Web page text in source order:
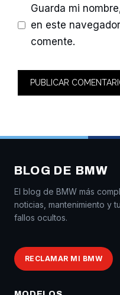
Guarda mi
en este
comente.
BLOG DE BMW
El blog de BMW más
noticias, mantenimiento y
fallos ocultos.
RECLAMAR MI BMW